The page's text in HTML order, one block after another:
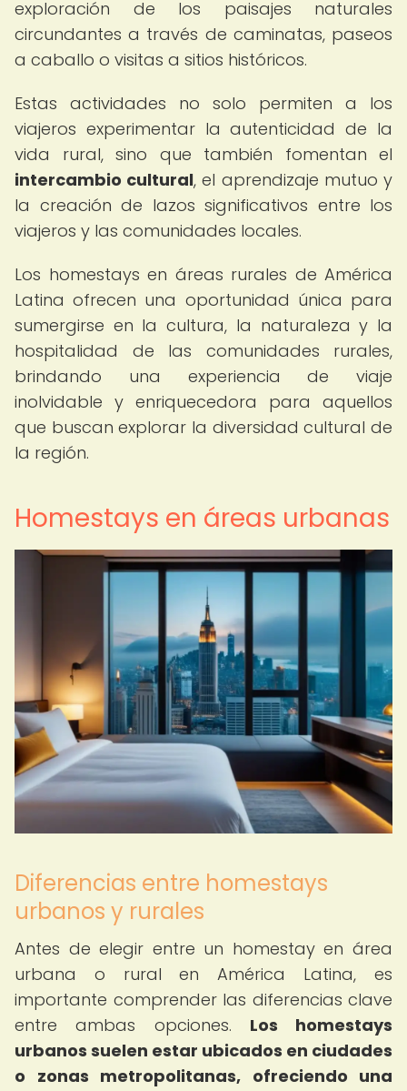
exploración de los paisajes naturales
circundantes a través de caminatas, paseos
a caballo o visitas a sitios históricos.
Estas actividades no solo permiten a los
viajeros experimentar la autenticidad de la
vida rural, sino que también fomentan el
intercambio cultural, el aprendizaje mutuo y
la creación de lazos significativos entre los
viajeros y las comunidades locales.
Los homestays en áreas rurales de América
Latina ofrecen una oportunidad única para
sumergirse en la cultura, la naturaleza y la
hospitalidad de las comunidades rurales,
brindando una experiencia de viaje
inolvidable y enriquecedora para aquellos
que buscan explorar la diversidad cultural de
la región.
Homestays en áreas urbanas
Diferencias entre homestays
urbanos y rurales
Antes de elegir entre un homestay en área
urbana o rural en América Latina, es
importante comprender las diferencias clave
entre ambas opciones. Los homestays
urbanos suelen estar ubicados en ciudades
o zonas metropolitanas, ofreciendo una